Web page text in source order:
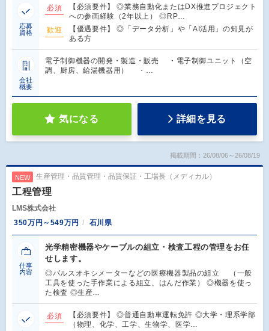
応募
資格
必須
【必須要件】 ◎業務自動化またはDX推進プロジェクト
への参画経験（2年以上） ◎RP…
歓迎
【優遇要件】 ◎「データ分析」や「AI活用」の知見が
ある方
会社
概要
電子制御機器の開発・製造・販売 ・電子制御ユニット（空
調、厨房、給湯機器用） ・…
気になる 詳細を見る
掲載期間：26/08/06～26/08/19
NEW 生産管理・品質管理・品質保証・工場長（メディカル）
工程管理
LMS株式会社
350万円～549万円
石川県
仕事
内容
光学精密機器やケーブルの組立・検査工程の管理をお任
せします。
◎パルスオキシメーターなどの医療機器製品の組立 （一般
工具を使った手作業による組立、はんだ作業） ◎機器を使っ
た検査 ◎生産…
必須
【必須要件】 ◎普通自動車運転免許 ◎大学・理系学部
（物理、化学、工学、生物学、医学…